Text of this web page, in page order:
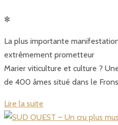
✻
La plus importante
extrêmement prometteur
Marier viticulture et culture ?
de 400 âmes situé dans le
Lire la suite